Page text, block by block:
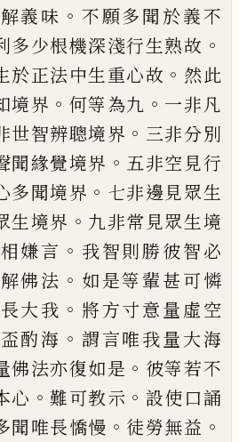
義味 。 不願多聞於義不
多少根機深淺行生熟故 。
於正法中生重心故 。 然此
境界 。 何等為九 。 一非凡
世智辨聰境界 。 三非分別
聞緣覺境界 。 五非空見行
多聞境界 。 七非邊見眾生
生境界 。 九非常見眾生境
嫌言 。 我智則勝彼智必
佛法 。 如是等輩甚可憐
大我 。 將方寸意量虛空
酌海 。 謂言唯我量大海
佛法亦復如是 。 彼等若不
心 。難可教示 。 設使口誦
聞唯長憍慢 。 徒勞無益 。